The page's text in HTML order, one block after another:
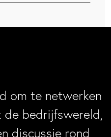
om te netwerken
de bedrijfswereld,
discussie rond